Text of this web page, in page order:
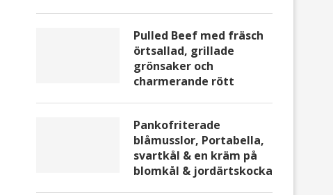
Pulled Beef med fräsch
örtsallad, grillade
grönsaker och
charmerande rött
Pankofriterade
blåmusslor, Portabella,
svartkål & en kräm på
blomkål & jordärtskocka